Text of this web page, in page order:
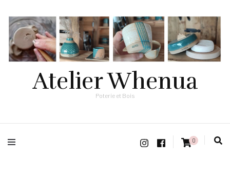
Atelier Whenua
Poterie et Bois
0